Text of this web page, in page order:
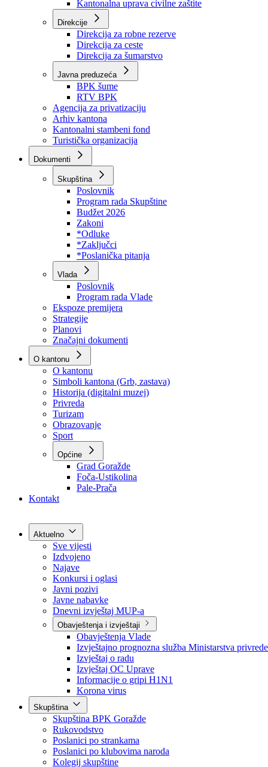
Kantonalna uprava za inspekcijske poslove
Kantonalna uprava civilne zaštite
Direkcije
Direkcija za robne rezerve
Direkcija za ceste
Direkcija za šumarstvo
Javna preduzeća
BPK šume
RTV BPK
Agencija za privatizaciju
Arhiv kantona
Kantonalni stambeni fond
Turistička organizacija
Dokumenti
Skupština
Poslovnik
Program rada Skupštine
Budžet 2026
Zakoni
*Odluke
*Zaključci
*Poslanička pitanja
Vlada
Poslovnik
Program rada Vlade
Ekspoze premijera
Strategije
Planovi
Značajni dokumenti
O kantonu
O kantonu
Simboli kantona (Grb, zastava)
Historija (digitalni muzej)
Privreda
Turizam
Obrazovanje
Sport
Općine
Kontakt
Aktuelno
Sve vijesti
Izdvojeno
Najave
Konkursi i oglasi
Javni pozivi
Javne nabavke
Dnevni izvještaj MUP-a
Obavještenja i izvještaji
Obavještenja Vlade
Izvještajno prognozna služba Ministarstva privrede
Izvještaj o radu
Izvještaj OC Uprave
Informacije o gripi H1N1
Korona virus
Skupština
Skupština BPK Goražde
Rukovodstvo